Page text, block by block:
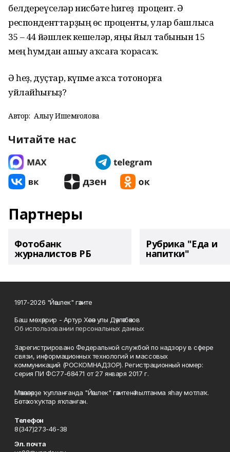
белдереүселәр нисбәте һигеҙ процент. Ә
респонденттарҙың өс проценты, улар башлыса
35 – 44 йәшлек кешеләр, яңы йыл табынын 15
мең һумдан ашыу аҡсаға ҡорасаҡ.
Ә һеҙ, дуҫтар, күпме аҡса тотонорға
уйлайһығыҙ?
Автор: Алһыу Ишемғолова
Читайте нас
Партнеры
Фотобанк
журналистов РБ
Рубрика "Еда и
напитки"
1917-2026 "Йәшлек" гәзите
Баш мөхәррир - Артур Хәсән улы Дәүләтбәков
Об использовании персональных данных
Зарегистрировано Федеральной службой по надзору в сфере
связи, информационных технологий и массовых
коммуникаций (РОСКОМНАДЗОР). Регистрационный номер:
серия ПИ ФС77-68471 от 27 января 2017 г.
Мәҡәләләрҙе ҡулланғанда "Йәшлек" гәзитенә һылтанма яһау мотлаҡ.
Бөтә хоҡуҡтар яҡланған.
Телефон
8(347)273-46-38
Эл. почта